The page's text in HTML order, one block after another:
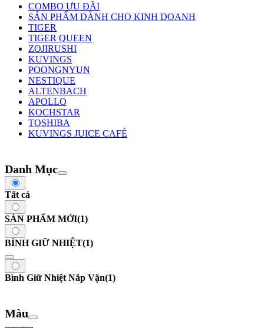
COMBO ƯU ĐÃI
SẢN PHẨM DÀNH CHO KINH DOANH
TIGER
TIGER QUEEN
ZOJIRUSHI
KUVINGS
POONGNYUN
NESTIQUE
ALTENBACH
APOLLO
KOCHSTAR
TOSHIBA
KUVINGS JUICE CAFÉ
Danh Mục
Tất cả
SẢN PHẨM MỚI(1)
BÌNH GIỮ NHIỆT(1)
Bình Giữ Nhiệt Nắp Vặn(1)
Màu